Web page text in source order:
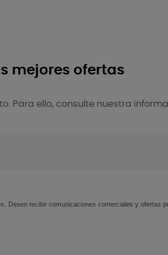
mejores ofertas
Para ello, consulte nuestra
Deseo recibir comunicaciones comerciales y ofertas